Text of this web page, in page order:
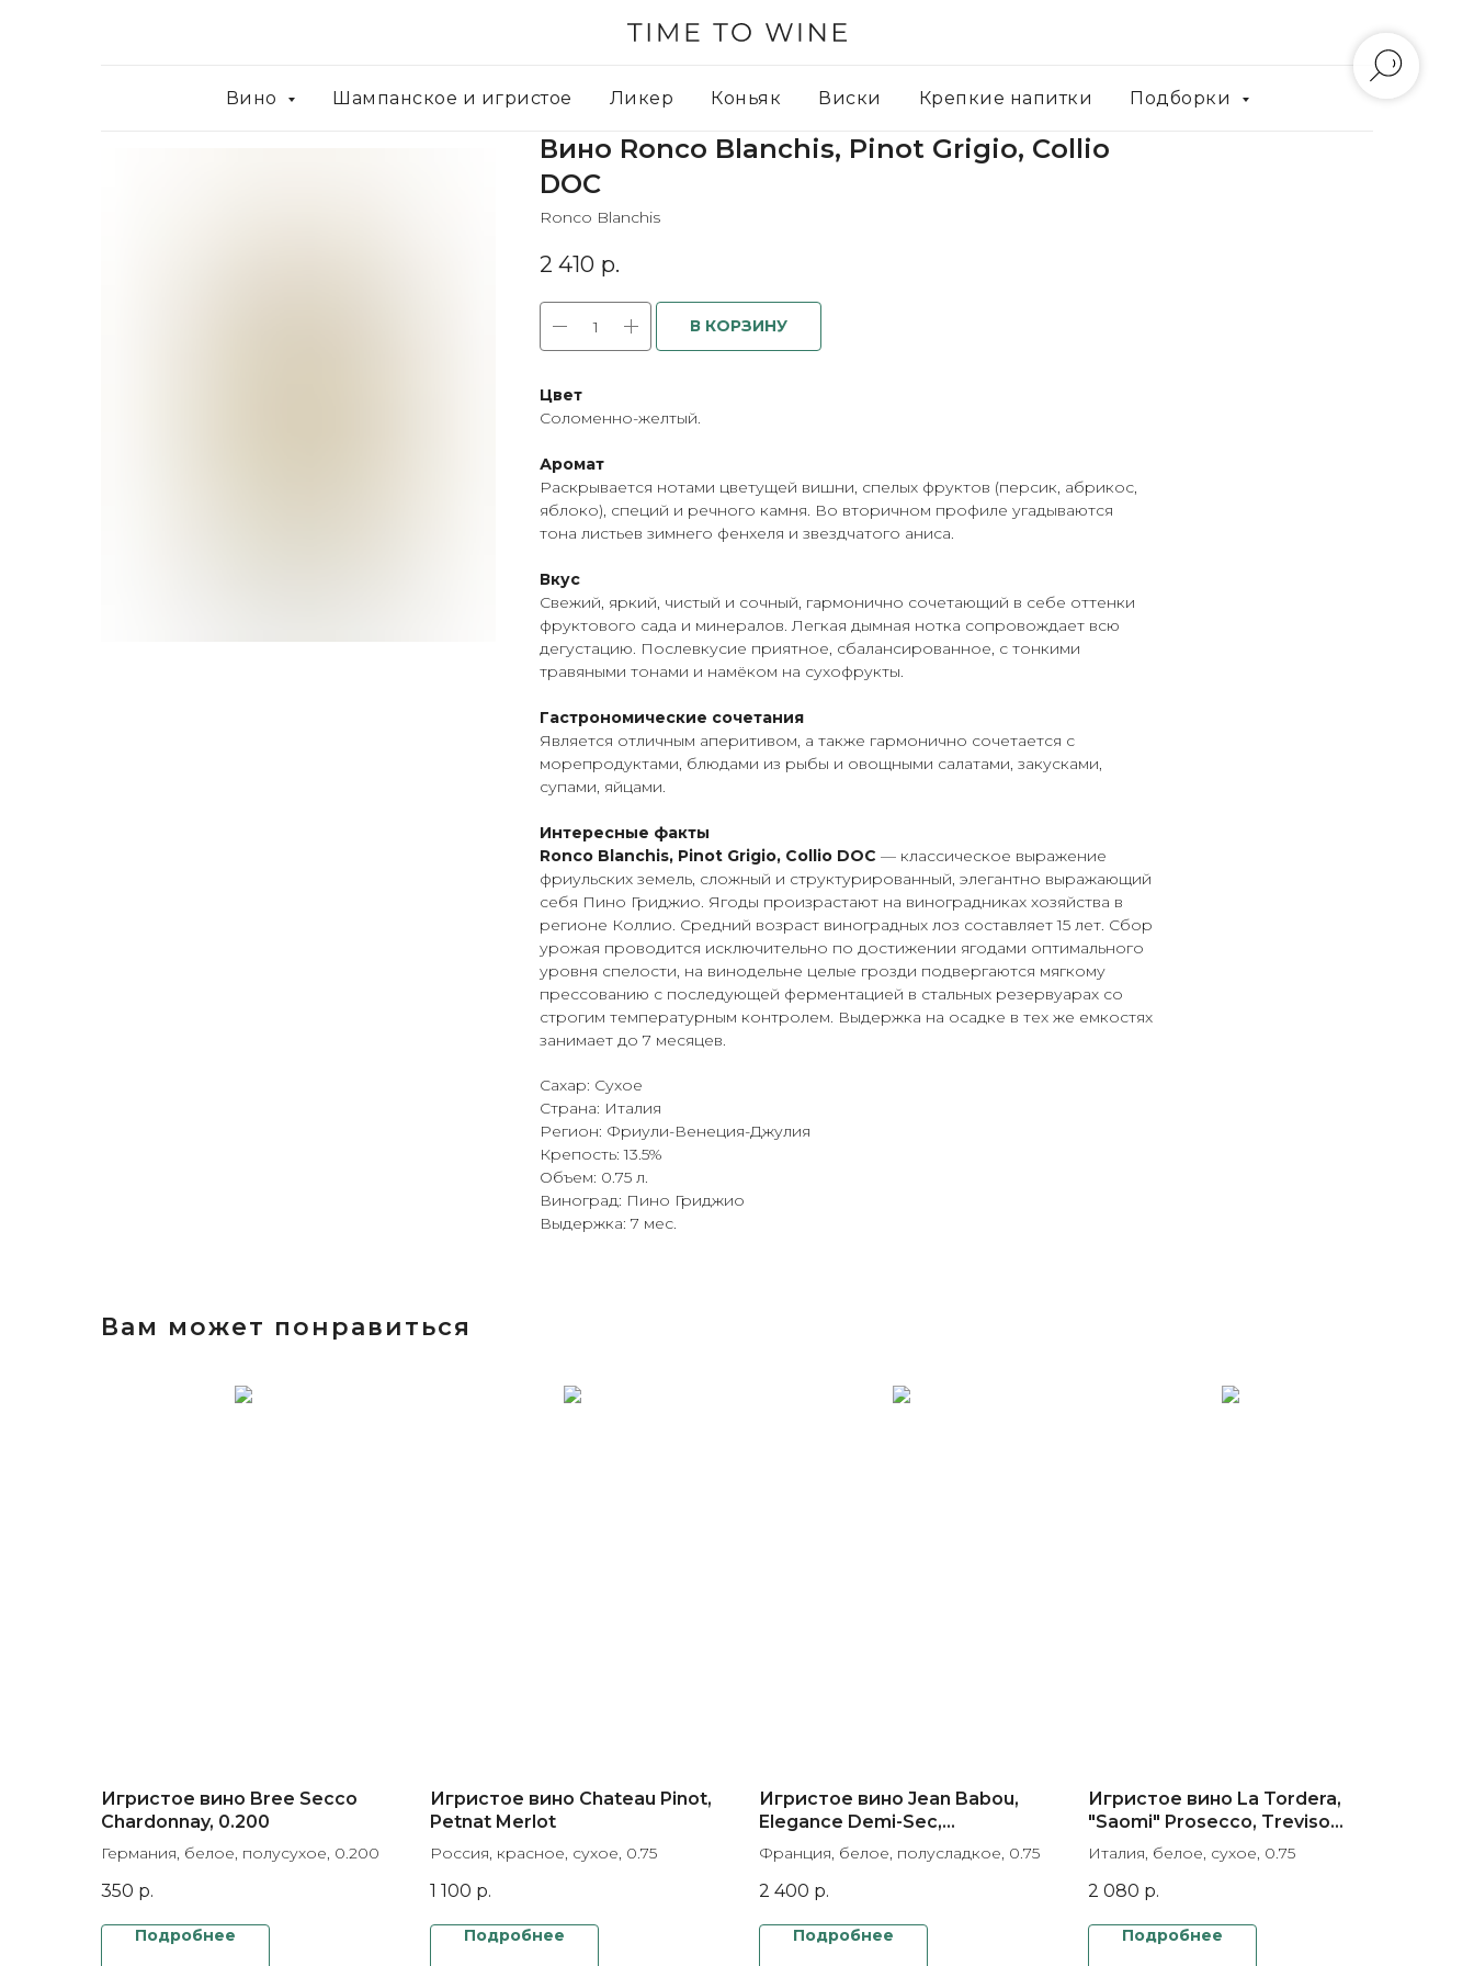
Вино Шампанское и игристое Ликер Коньяк Виски Крепкие напитки Подборки
Вино Ronco Blanchis, Pinot Grigio, Collio
DOC
Ronco Blanchis
2 410 р.
В КОРЗИНУ
Цвет
Соломенно-желтый.
Аромат
Раскрывается нотами цветущей вишни, спелых фруктов (персик, абрикос,
яблоко), специй и речного камня. Во вторичном профиле угадываются
тона листьев зимнего фенхеля и звездчатого аниса.
Вкус
Свежий, яркий, чистый и сочный, гармонично сочетающий в себе оттенки
фруктового сада и минералов. Легкая дымная нотка сопровождает всю
дегустацию. Послевкусие приятное, сбалансированное, с тонкими
травяными тонами и намёком на сухофрукты.
Гастрономические сочетания
Является отличным аперитивом, а также гармонично сочетается с
морепродуктами, блюдами из рыбы и овощными салатами, закусками,
супами, яйцами.
Интересные факты
Ronco Blanchis, Pinot Grigio, Collio DOC — классическое выражение
фриульских земель, сложный и структурированный, элегантно выражающий
себя Пино Гриджио. Ягоды произрастают на виноградниках хозяйства в
регионе Коллио. Средний возраст виноградных лоз составляет 15 лет. Сбор
урожая проводится исключительно по достижении ягодами оптимального
уровня спелости, на винодельне целые грозди подвергаются мягкому
прессованию с последующей ферментацией в стальных резервуарах со
строгим температурным контролем. Выдержка на осадке в тех же емкостях
занимает до 7 месяцев.
Сахар: Сухое
Страна: Италия
Регион: Фриули-Венеция-Джулия
Крепость: 13.5%
Объем: 0.75 л.
Виноград: Пино Гриджио
Выдержка: 7 мес.
Вам может понравиться
Игристое вино Bree Secco
Chardonnay, 0.200
Германия, белое, полусухое, 0.200
350 р.
Подробнее
Игристое вино Chateau Pinot,
Petnat Merlot
Россия, красное, сухое, 0.75
1 100 р.
Подробнее
Игристое вино Jean Babou,
Elegance Demi-Sec,
Blanquette de Limoux AOP
Франция, белое, полусладкое, 0.75
2 400 р.
Подробнее
Игристое вино La Tordera,
"Saomi" Prosecco, Treviso
DOC
Италия, белое, сухое, 0.75
2 080 р.
Подробнее